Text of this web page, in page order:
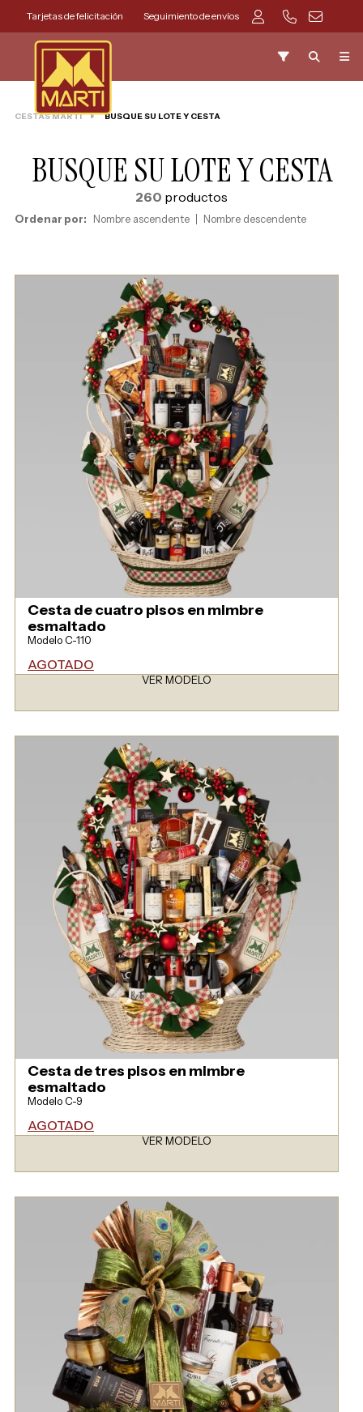
Tarjetas de felicitación Seguimiento de envíos
CESTAS MARTI BUSQUE SU LOTE Y CESTA
BUSQUE SU LOTE Y CESTA
260 productos
Ordenar por: Nombre ascendente Nombre descendente
Cesta de cuatro pisos en mimbre
esmaltado
Modelo C-110
AGOTADO
VER MODELO
Cesta de tres pisos en mimbre
esmaltado
Modelo C-9
AGOTADO
VER MODELO